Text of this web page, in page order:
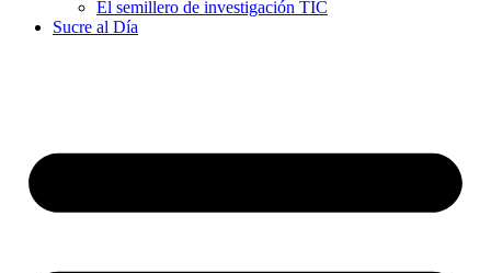
El semillero de investigación TIC
Sucre al Día